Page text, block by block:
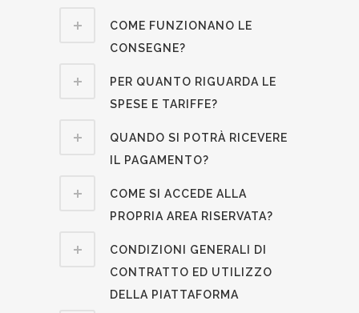
COME FUNZIONANO LE
CONSEGNE?
PER QUANTO RIGUARDA LE
SPESE E TARIFFE?
QUANDO SI POTRÀ RICEVERE
IL PAGAMENTO?
COME SI ACCEDE ALLA
PROPRIA AREA RISERVATA?
CONDIZIONI GENERALI DI
CONTRATTO ED UTILIZZO
DELLA PIATTAFORMA